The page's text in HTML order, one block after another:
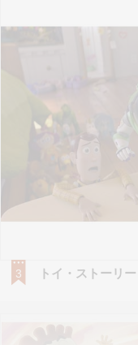
3 トイ・ストーリー